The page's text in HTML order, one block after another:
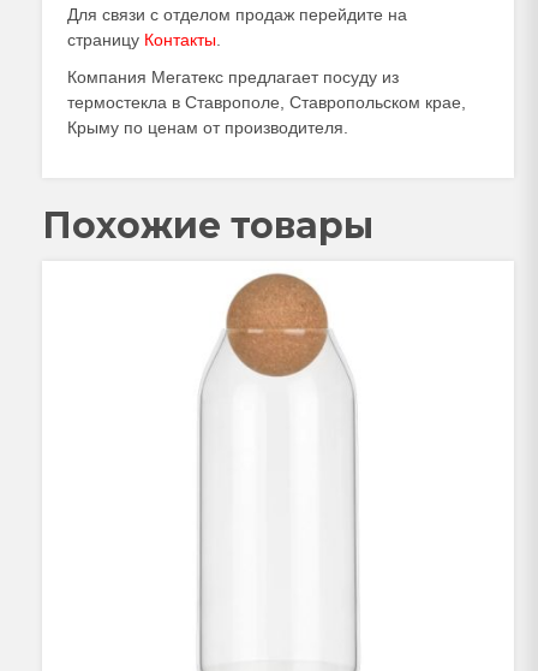
Для связи с отделом продаж перейдите на
страницу Контакты
Компания Мегатекс предлагает посуду из
термостекла в Ставрополе, Ставропольском крае,
Крыму по ценам от производителя.
Похожие товары